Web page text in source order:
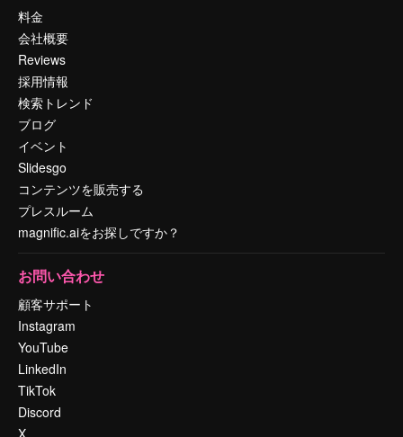
料金
会社概要
Reviews
採用情報
検索トレンド
ブログ
イベント
Slidesgo
コンテンツを販売する
プレスルーム
magnific.aiをお探しですか？
お問い合わせ
顧客サポート
Instagram
YouTube
LinkedIn
TikTok
Discord